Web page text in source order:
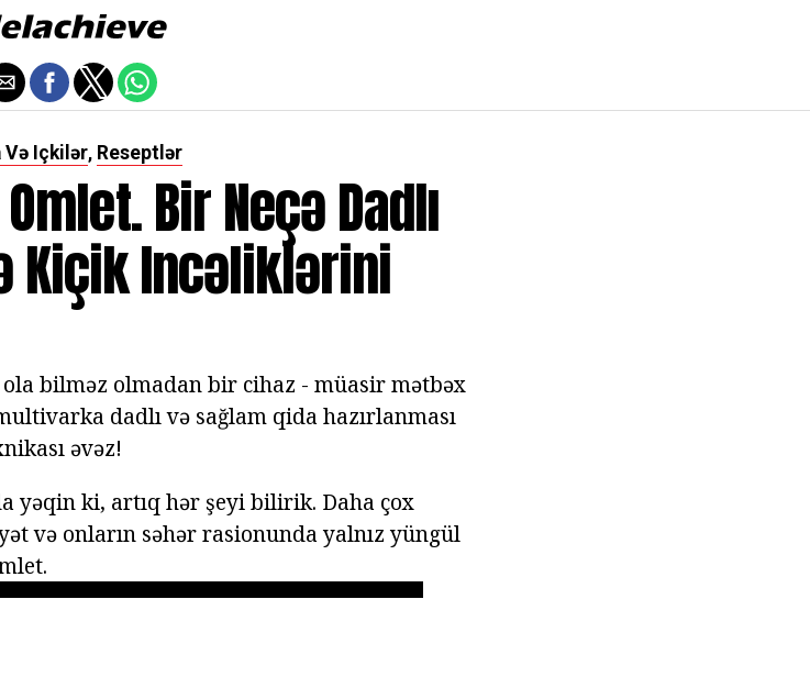
Və Içkilər, Reseptlər
Bir Neçə Dadlı
Kiçik Incəliklərini
bilməz olmadan bir cihaz - müasir mətbəx
dadlı və sağlam qida hazırlanması
əvəz!
yəqin ki, artıq hər şeyi bilirik. Daha çox
və onların səhər rasionunda yalnız yüngül